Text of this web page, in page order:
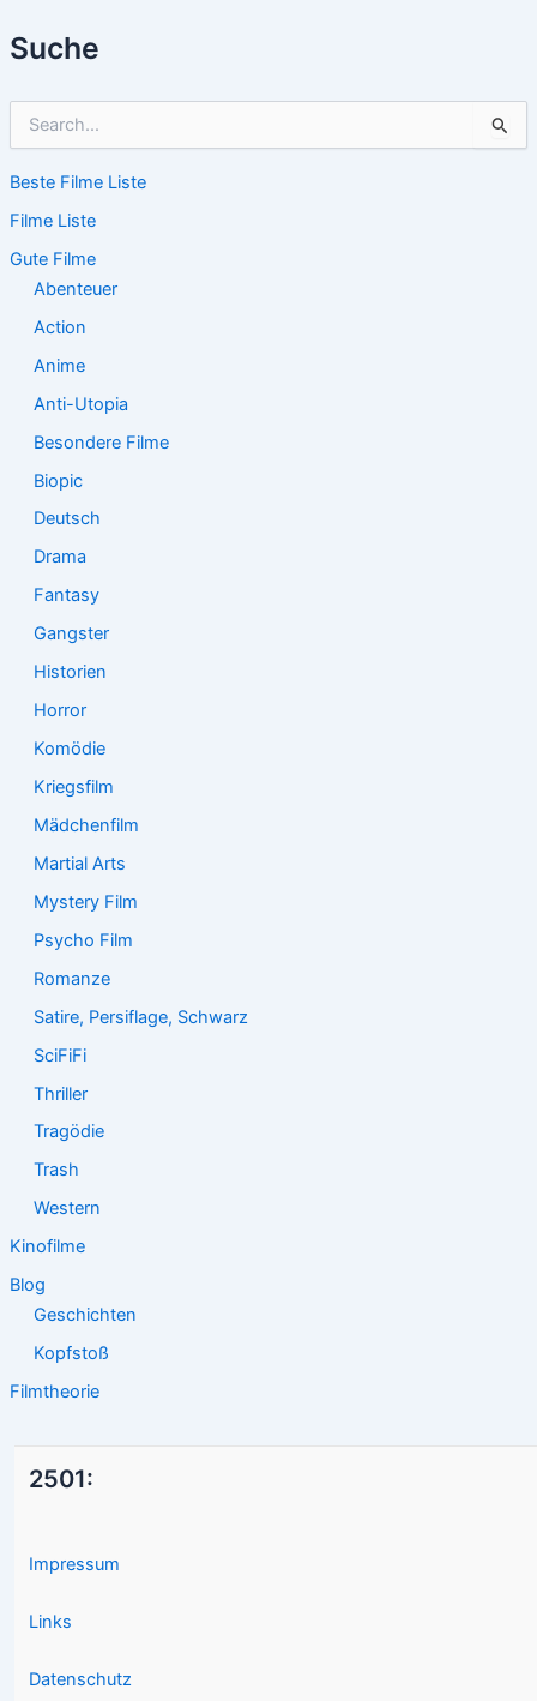
Suche
h
n
n
Beste Filme Liste
Filme Liste
Gute Filme
Abenteuer
Action
Anime
Anti-Utopia
Besondere Filme
Biopic
Deutsch
Drama
Fantasy
Gangster
Historien
Horror
Komödie
Kriegsfilm
Mädchenfilm
Martial Arts
Mystery Film
Psycho Film
Romanze
Satire, Persiflage, Schwarz
SciFiFi
Thriller
Tragödie
Trash
Western
Kinofilme
Blog
Geschichten
Kopfstoß
Filmtheorie
2501:
Impressum
Links
Datenschutz